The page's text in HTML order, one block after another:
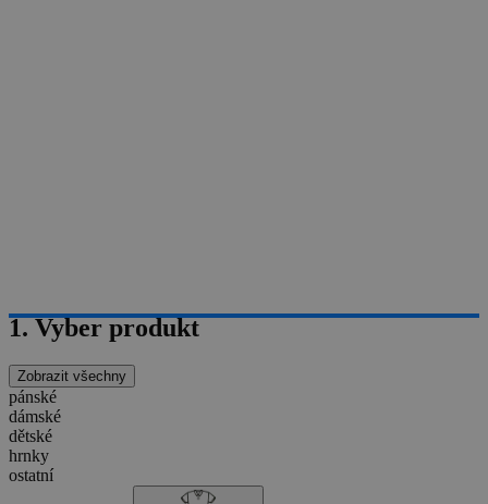
1. Vyber produkt
Zobrazit všechny
pánské
dámské
dětské
hrnky
ostatní